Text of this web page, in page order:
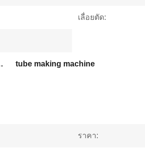
เลื่อยตัด:
เครื่องจักร tube making machine
ราคา: